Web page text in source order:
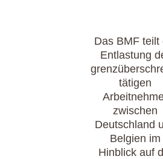
Das BMF teilt
Entlastung
tätigen
zwischen
Deutschland
Belgien im
Hinblick auf